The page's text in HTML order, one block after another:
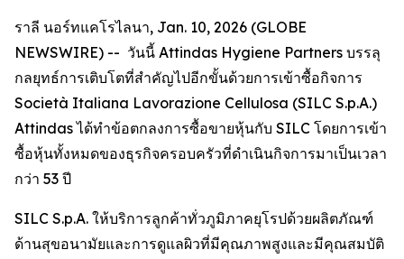
ราลี นอร์ทแคโรไลนา, Jan. 10, 2026 (GLOBE
NEWSWIRE) -- วันนี้ Attindas Hygiene Partners บรรลุ
กลยุทธ์การเติบโตที่สำคัญไปอีกขั้นด้วยการเข้าซื้อกิจการ
Società Italiana Lavorazione Cellulosa (SILC S.p.A.)
Attindas ได้ทำข้อตกลงการซื้อขายหุ้นกับ SILC โดยการเข้า
ซื้อหุ้นทั้งหมดของธุรกิจครอบครัวที่ดำเนินกิจการมาเป็นเวลา
กว่า 53 ปี
SILC S.p.A. ให้บริการลูกค้าทั่วภูมิภาคยุโรปด้วยผลิตภัณฑ์
ด้านสุขอนามัยและการดูแลผิวที่มีคุณภาพสูงและมีคุณสมบัติ